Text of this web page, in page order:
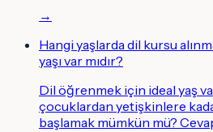
→
Hangi yaşlarda dil kursu
yaşı var mıdır?
Dil öğrenmek için ideal yaş
çocuklardan yetişkinlere
başlamak mümkün mü?